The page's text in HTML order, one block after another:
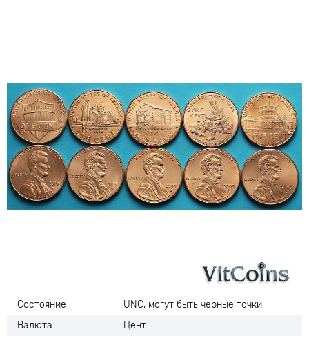
Состояние
UNC, могут быть черные точки
Валюта
Цент